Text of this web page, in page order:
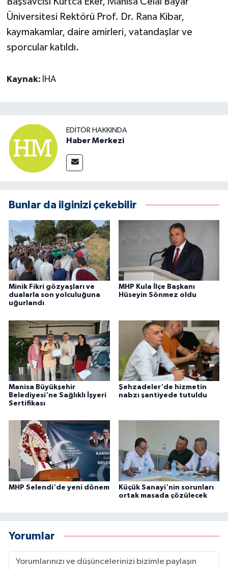
Üniversitesi Rektörü Prof. Dr. Rana Kibar,
kaymakamlar, daire amirleri, vatandaşlar ve
sporcular katıldı.
Kaynak: İHA
EDITÖR HAKKINDA
Haber Merkezi
Bunlar da ilginizi çekebilir
Minik Fikri gözyaşları ve
dualarla son yolculuğuna
uğurlandı
MHP Kula İlçe Başkanı
Hüseyin Sönmez oldu
Manisa Büyükşehir
Belediyesi'ne Sağlıklı İşyeri
Sertifikası
Şehzadeler'de hizmetin
nabzı şantiyede tutuldu
MHP Selendi'de yeni dönem
Küçük Sanayi'nin sorunları
ortak masada çözülecek
Yorumlar